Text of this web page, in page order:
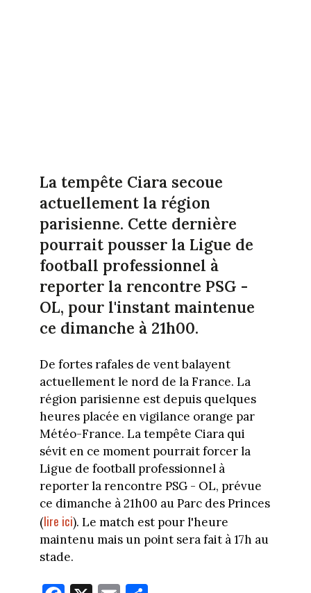
La tempête Ciara secoue
actuellement la région
parisienne. Cette dernière
pourrait pousser la Ligue de
football professionnel à
reporter la rencontre PSG -
OL, pour l'instant maintenue
ce dimanche à 21h00.
De fortes rafales de vent balayent
actuellement le nord de la France. La
région parisienne est depuis quelques
heures placée en vigilance orange par
Météo-France. La tempête Ciara qui
sévit en ce moment pourrait forcer la
Ligue de football professionnel à
reporter la rencontre PSG - OL, prévue
ce dimanche à 21h00 au Parc des Princes
(lire ici). Le match est pour l'heure
maintenu mais un point sera fait à 17h au
stade.